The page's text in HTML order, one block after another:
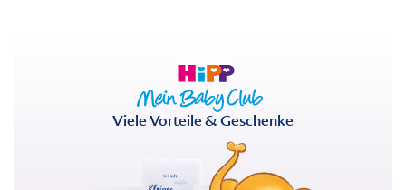
Viele Vorteile & Geschenke